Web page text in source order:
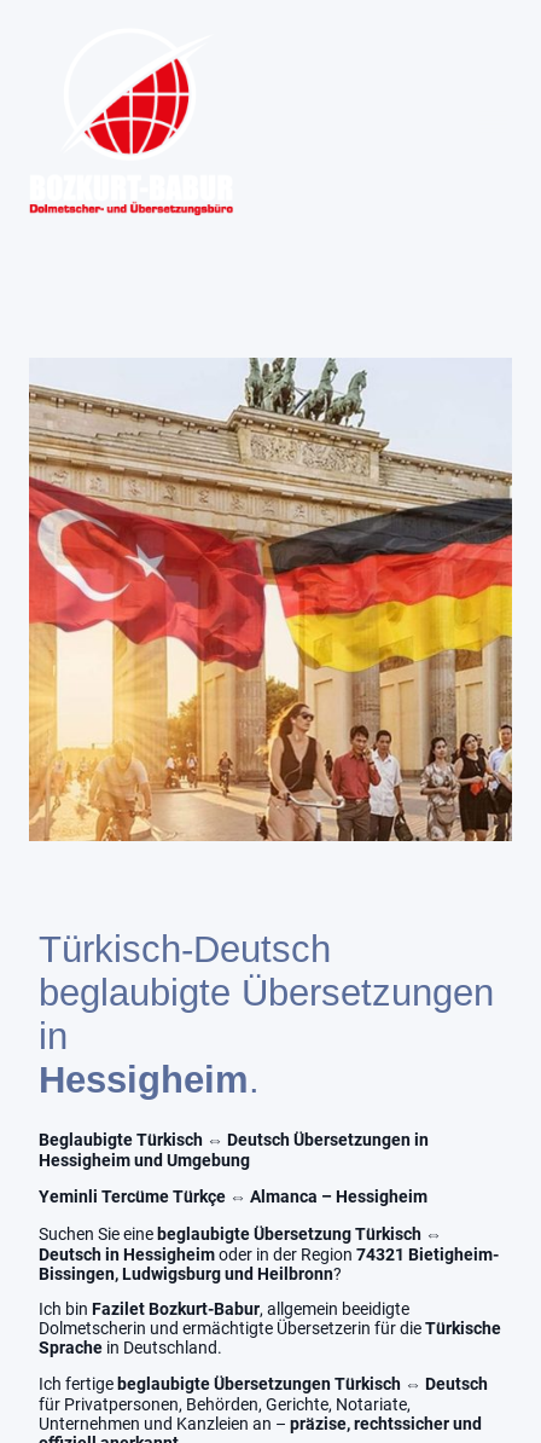
Türkisch-Deutsch
beglaubigte Übersetzungen
in
Hessigheim.
Beglaubigte Türkisch ⇔ Deutsch Übersetzungen in
Hessigheim und Umgebung
Yeminli Tercüme Türkçe ⇔ Almanca – Hessigheim
Suchen Sie einebeglaubigte Übersetzung Türkisch ⇔
Deutsch in Hessigheimoder in der Region 74321 Bietigheim-
Bissingen, Ludwigsburg und Heilbronn?
Ich bin Fazilet Bozkurt-Babur, allgemein beeidigte
Dolmetscherin und ermächtigte Übersetzerin für dieTürkische
Sprache in Deutschland.
Ich fertige beglaubigte Übersetzungen Türkisch ⇔ Deutsch
für Privatpersonen, Behörden, Gerichte, Notariate,
Unternehmen und Kanzleien an – präzise, rechtssicher und